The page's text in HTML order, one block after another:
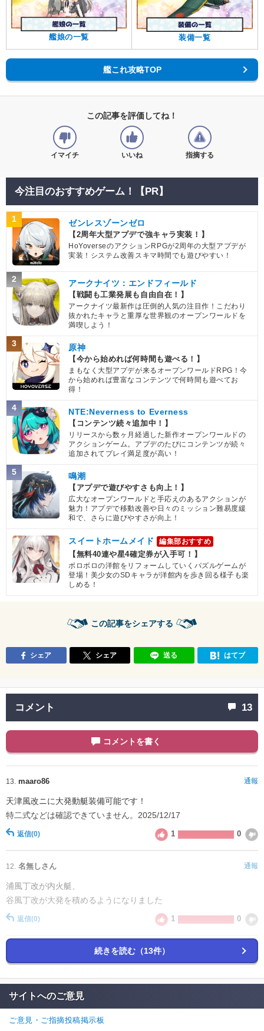
艦娘の一覧 装備一覧
艦これ攻略TOP
この記事を評価してね！
イマイチ いいね 指摘する
今注目のおすすめゲーム！【PR】
1 ゼンレスゾーンゼロ
【2周年大型アプデで強キャラ実装！】
HoYoverseのアクションRPGが2周年の大型アプデが
実装！システム改善スキマ時間でも遊びやすい！
2 アークナイツ：エンドフィールド
【戦闘も工業発展も自由自在！】
アークナイツ最新作は圧倒的人気の注目作！こだわり
抜かれたキャラと重厚な世界観のオープンワールドを
満喫しよう！
3 原神
【今から始めれば何時間も遊べる！】
まもなく大型アプデが来るオープンワールドRPG！今
から始めれば豊富なコンテンツで何時間も遊べてお
得！
4 NTE:Neverness to Everness
【コンテンツ続々追加中！】
リリースから数ヶ月経過した新作オープンワールドの
アクションゲーム。アプデのたびにコンテンツが続々
追加されてプレイ満足度が高い！
5 鳴潮
【アプデで遊びやすさも向上！】
広大なオープンワールドと手応えのあるアクションが
魅力！アプデで移動改善や日々のミッション難易度緩
和で、さらに遊びやすさが向上！
スイートホームメイド 編集部おすすめ
【無料40連や星4確定券が入手可！】
ボロボロの洋館をリフォームしていくパズルゲームが
登場！美少女のSDキャラが洋館内を歩き回る様子も楽
しめる！
この記事をシェアする
シェア シェア 送る はてブ
コメント 13
コメントを書く
13. maaro86 通報
天津風改ニに大発動艇装備可能です！
特二式などは確認できていません。2025/12/17
返信(0) 1 0
12. 名無しさん 通報
浦風丁改が内火艇、
谷風丁改が大発を積めるようになりました
返信(0) 1 0
通報
攻略サイトとはいったい
続きを読む（13件）
サイトへのご意見
ご意見・ご指摘投稿掲示板